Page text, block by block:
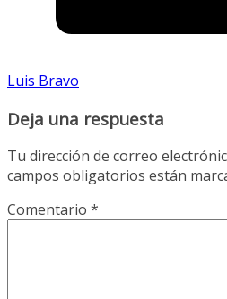
Luis Bravo
Deja una respuesta
Tu dirección de correo
campos obligatorios están
Comentario *